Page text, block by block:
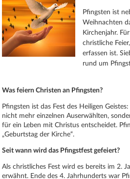
Pfingsten ist
Weihnachten
Kirchenjahr.
christliche
erfassen ist.
rund um
Was feiern Christen an Pfingsten?
Pfingsten ist das Fest des Heiligen
nicht mehr einzelnen Auserwählten,
für ein Leben mit Christus entscheidet.
„Geburtstag der Kirche“.
Seit wann wird das Pfingstfest gefeiert?
Als christliches Fest wird es bereits im 2.
erwähnt. Ende des 4. Jahrhunderts war